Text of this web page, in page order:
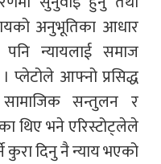
अनुभूतिका आधार
न्यायलाई समाज
प्लेटोले आफ्नो प्रसिद्ध
सामाजिक सन्तुलन र
थिए भने एरिस्टोट्लेले
कुरा दिनु नै न्याय भएको